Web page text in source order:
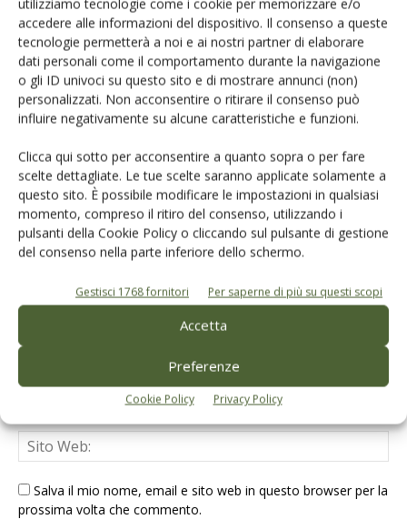
utilizziamo tecnologie come i cookie per memorizzare e/o
accedere alle informazioni del dispositivo. Il consenso a queste
tecnologie permetterà a noi e ai nostri partner di elaborare
dati personali come il comportamento durante la navigazione
o gli ID univoci su questo sito e di mostrare annunci (non)
personalizzati. Non acconsentire o ritirare il consenso può
influire negativamente su alcune caratteristiche e funzioni.
Clicca qui sotto per acconsentire a quanto sopra o per fare
scelte dettagliate. Le tue scelte saranno applicate solamente a
questo sito. È possibile modificare le impostazioni in qualsiasi
momento, compreso il ritiro del consenso, utilizzando i
pulsanti della Cookie Policy o cliccando sul pulsante di gestione
del consenso nella parte inferiore dello schermo.
Gestisci 1768 fornitori Per saperne di più su questi scopi
Accetta
Preferenze
Cookie Policy Privacy Policy
Italia Olivicola
Salva il mio nome, email e sito web in questo browser per la
prossima volta che commento.